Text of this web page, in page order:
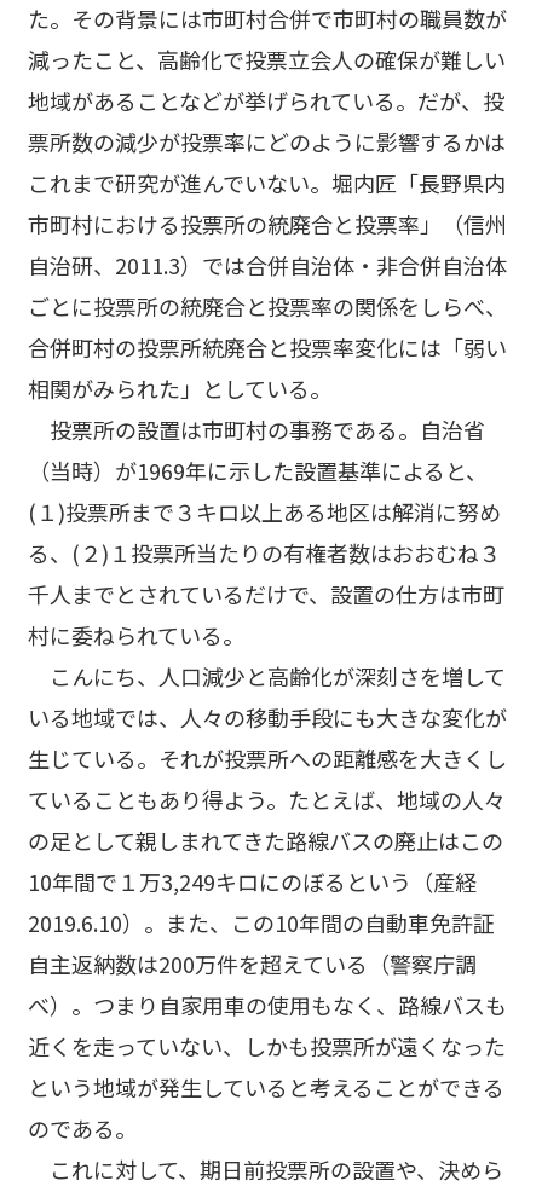
た。その背景には市町村合併で市町村の職員数が
減ったこと、高齢化で投票立会人の確保が難しい
地域があることなどが挙げられている。だが、投
票所数の減少が投票率にどのように影響するかは
これまで研究が進んでいない。堀内匠「長野県内
市町村における投票所の統廃合と投票率」（信州
自治研、2011.3）では合併自治体・非合併自治体
ごとに投票所の統廃合と投票率の関係をしらべ、
合併町村の投票所統廃合と投票率変化には「弱い
相関がみられた」としている。
投票所の設置は市町村の事務である。自治省
（当時）が1969年に示した設置基準によると、
(１)投票所まで３キロ以上ある地区は解消に努め
る、(２)１投票所当たりの有権者数はおおむね３
千人までとされているだけで、設置の仕方は市町
村に委ねられている。
こんにち、人口減少と高齢化が深刻さを増して
いる地域では、人々の移動手段にも大きな変化が
生じている。それが投票所への距離感を大きくし
ていることもあり得よう。たとえば、地域の人々
の足として親しまれてきた路線バスの廃止はこの
10年間で１万3,249キロにのぼるという（産経
2019.6.10）。また、この10年間の自動車免許証
自主返納数は200万件を超えている（警察庁調
べ）。つまり自家用車の使用もなく、路線バスも
近くを走っていない、しかも投票所が遠くなった
という地域が発生していると考えることができる
のである。
これに対して、期日前投票所の設置や、決めら